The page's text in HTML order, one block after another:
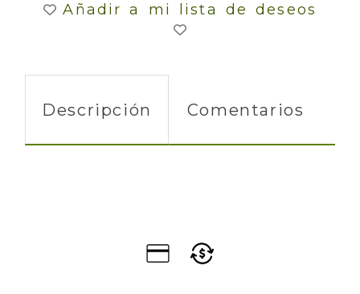
Añadir a mi lista de deseos
Descripción Comentarios